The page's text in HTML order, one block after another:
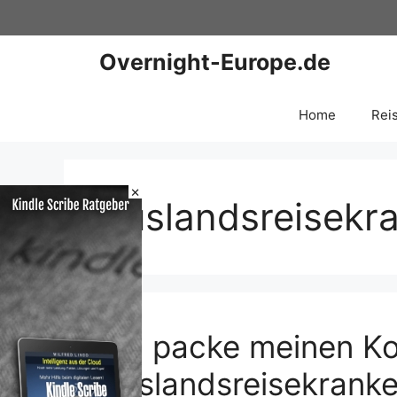
×
Inhalt
Overnight-Europe.de
Home
Ich packe meinen